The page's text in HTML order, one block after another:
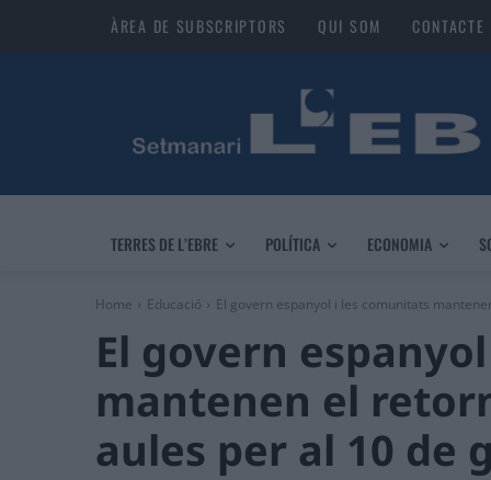
ÀREA DE SUBSCRIPTORS QUI SOM CONTACTE
TERRES DE L’EBRE POLÍTICA ECONOMIA
Home Educació El govern espanyol i les comunitats
El govern
mantenen el
aules per al 10 de